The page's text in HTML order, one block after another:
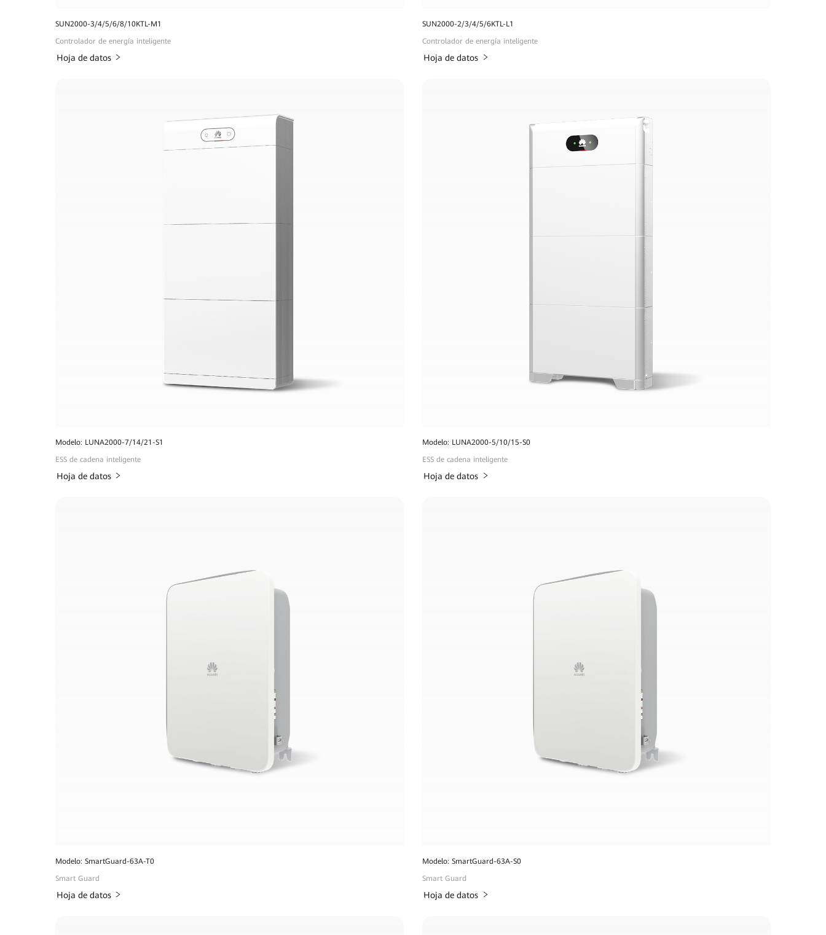
SUN2000-3/4/5/6/8/10KTL-M1
Controlador de energía inteligente
Hoja de datos
SUN2000-2/3/4/5/6KTL-L1
Controlador de energía inteligente
Hoja de datos
Modelo: LUNA2000-7/14/21-S1
ESS de cadena inteligente
Hoja de datos
Modelo: LUNA2000-5/10/15-S0
ESS de cadena inteligente
Hoja de datos
Modelo: SmartGuard-63A-T0
Smart Guard
Hoja de datos
Modelo: SmartGuard-63A-S0
Smart Guard
Hoja de datos